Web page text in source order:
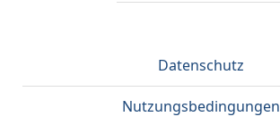
Datenschutz
Nutzungsbedingungen